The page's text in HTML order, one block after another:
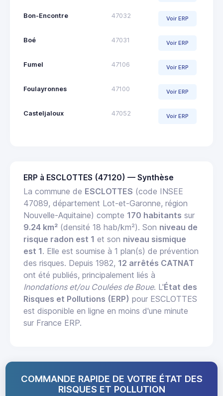
Bon-Encontre 47032 Voir ERP
Boé 47031 Voir ERP
Fumel 47106 Voir ERP
Foulayronnes 47100 Voir ERP
Casteljaloux 47052 Voir ERP
ERP à ESCLOTTES (47120) — Synthèse
La commune de ESCLOTTES (code INSEE
47089, département Lot-et-Garonne, région
Nouvelle-Aquitaine) compte 170 habitants sur
9.24 km² (densité 18 hab/km²). Son niveau de
risque radon est 1 et son niveau sismique
est 1. Elle est soumise à 1 plan(s) de prévention
des risques. Depuis 1982, 12 arrêtés CATNAT
ont été publiés, principalement liés à
Inondations et/ou Coulées de Boue. L'État des
Risques et Pollutions (ERP) pour ESCLOTTES
est disponible en ligne en moins d'une minute
sur France ERP.
COMMANDE RAPIDE DE VOTRE ÉTAT DES
RISQUES ET POLLUTION